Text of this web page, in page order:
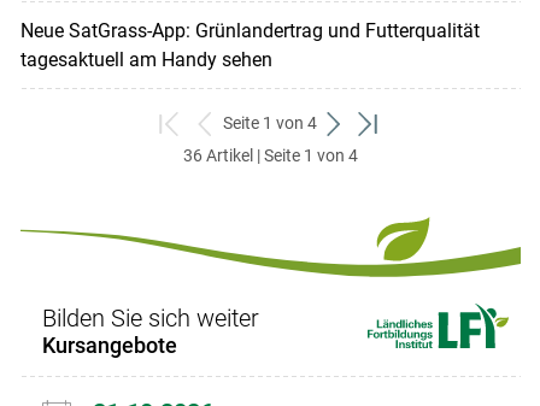
Neue SatGrass-App: Grünlandertrag und Futterqualität
tagesaktuell am Handy sehen
zum
ersten
zurück
zum
Seite 1 von 4
weiter
zum
zum
36 Artikel | Seite 1 von 4
Bilden Sie sich weiter
Kursangebote